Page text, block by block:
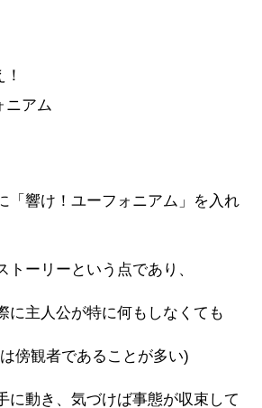
ニアム
「響け！ユーフォニアム」を入れ
トーリーという点であり、
に主人公が特に何もしなくても
傍観者であることが多い)
に動き、気づけば事態が収束して